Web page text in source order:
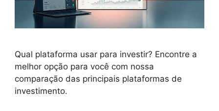
Qual plataforma usar para investir? Encontre a
melhor opção para você com nossa
comparação das principais plataformas de
investimento.